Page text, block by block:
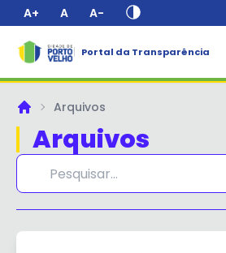
A+ A A-
Portal da Transparência
PrincipalArquivos
Arquivos
✕